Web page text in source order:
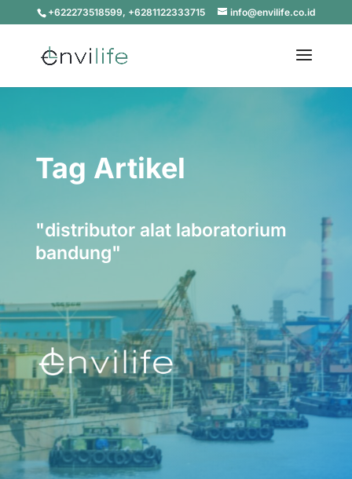
+622273518599, +6281122333715 info@envilife.co.id
Tag Artikel
"distributor alat laboratorium
bandung"